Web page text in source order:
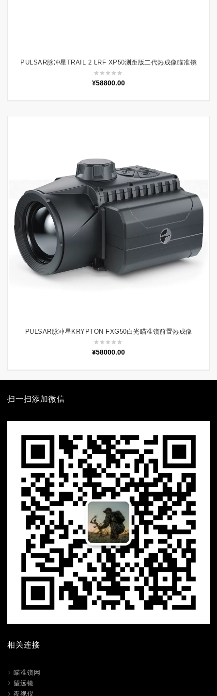
加入购物车
PULSAR脉冲星TRAIL 2 LRF XP50测距版二代热成像瞄准镜
¥58800.00
加入购物车
PULSAR脉冲星KRYPTON FXG50白光瞄准镜前置热成像
¥58000.00
扫一扫添加微信
相关连接
瞄准镜网
望远镜
夜视仪